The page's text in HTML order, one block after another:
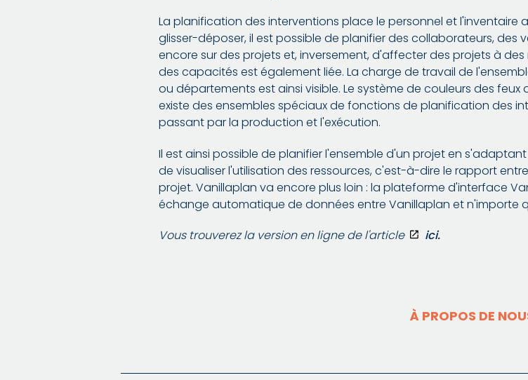
La planification des interventions place le personnel et
glisser-déposer, il est possible de planifier des collaborateurs, des
encore sur des projets et, inversement, d'affecter des projets à
des capacités est également liée. La charge de travail de
ou départements est ainsi visible. Le système de couleurs des
existe des ensembles spéciaux de fonctions de planification des
passant par la production et l'exécution.
Il est ainsi possible de planifier l'ensemble d'un projet en
de visualiser l'utilisation des ressources, c'est-à-dire le rapport
projet. Vanillaplan va encore plus loin : la plateforme d'interface
échange automatique de données entre Vanillaplan et n'importe
Vous trouverez la version en ligne de l'article
ici.
À PROPOS DE